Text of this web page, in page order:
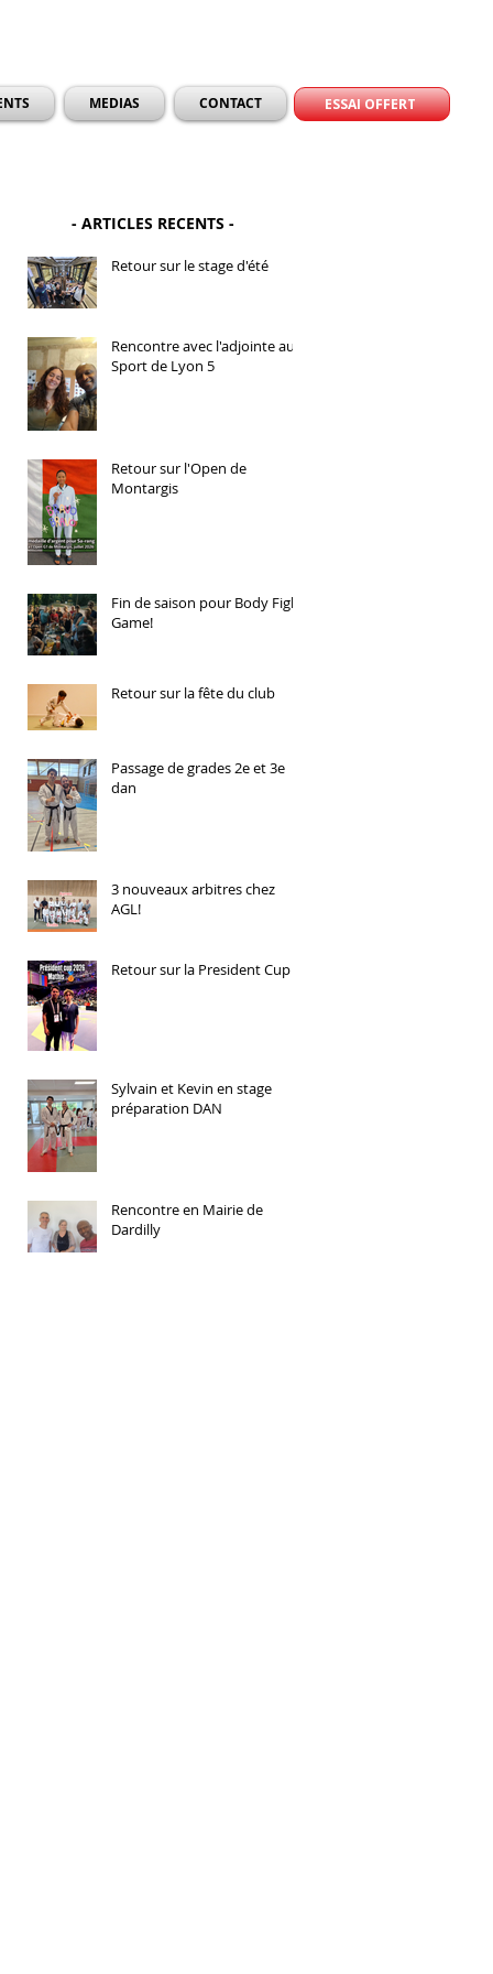
MEDIAS CONTACT ESSAI OFFERT
- ARTICLES RECENTS -
Retour sur le stage d'été
Rencontre avec l'adjointe au
Sport de Lyon 5
Retour sur l'Open de
Montargis
Fin de saison pour Body Fight
Game!
Retour sur la fête du club
Passage de grades 2e et 3e
dan
3 nouveaux arbitres chez
AGL!
Retour sur la President Cup
Sylvain et Kevin en stage
préparation DAN
Rencontre en Mairie de
Dardilly